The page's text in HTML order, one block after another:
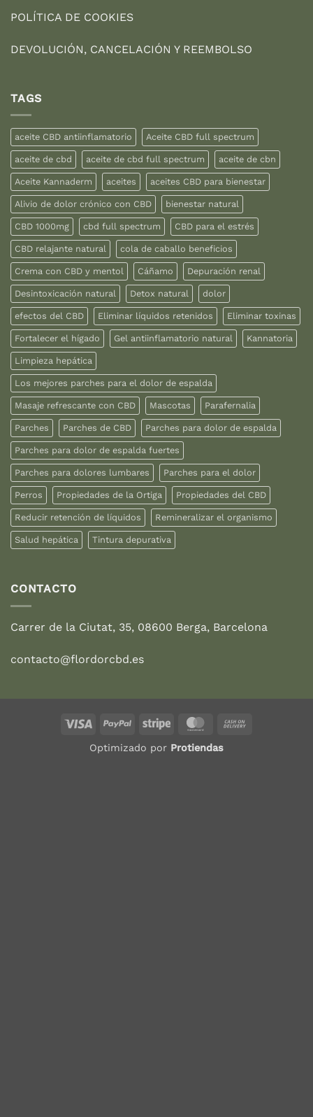
POLÍTICA DE COOKIES
DEVOLUCIÓN, CANCELACIÓN Y REEMBOLSO
TAGS
aceite CBD antiinflamatorio Aceite CBD full spectrum
aceite de cbd aceite de cbd full spectrum aceite de cbn
Aceite Kannaderm aceites aceites CBD para bienestar
Alivio de dolor crónico con CBD bienestar natural
CBD 1000mg cbd full spectrum CBD para el estrés
CBD relajante natural cola de caballo beneficios
Crema con CBD y mentol Cáñamo Depuración renal
Desintoxicación natural Detox natural dolor
efectos del CBD Eliminar líquidos retenidos Eliminar toxinas
Fortalecer el hígado Gel antiinflamatorio natural Kannatoria
Limpieza hepática
Los mejores parches para el dolor de espalda
Masaje refrescante con CBD Mascotas Parafernalia
Parches Parches de CBD Parches para dolor de espalda
Parches para dolor de espalda fuertes
Parches para dolores lumbares Parches para el dolor
Perros Propiedades de la Ortiga Propiedades del CBD
Reducir retención de líquidos Remineralizar el organismo
Salud hepática Tintura depurativa
CONTACTO
Carrer de la Ciutat, 35, 08600 Berga, Barcelona
contacto@flordorcbd.es
Visa PayPal Stripe MasterCard
Optimizado por Protiendas